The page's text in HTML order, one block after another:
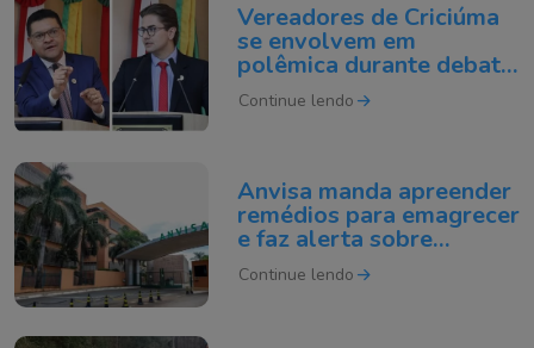
Vereadores de Criciúma
se envolvem em
polêmica durante debate
na Câmara
Continue lendo
Anvisa manda apreender
remédios para emagrecer
e faz alerta sobre
testosterona falsificada
Continue lendo